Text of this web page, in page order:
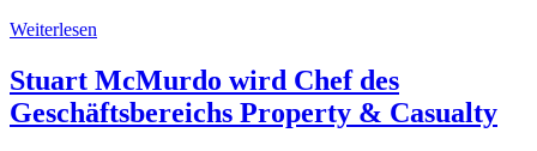
Weiterlesen
Stuart McMurdo wird Chef des
Geschäftsbereichs Property & Casualty